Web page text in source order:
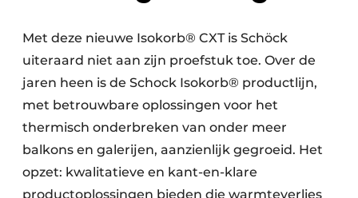
Met deze nieuwe Isokorb® CXT is Schöck
uiteraard niet aan zijn proefstuk toe. Over de
jaren heen is de Schock Isokorb® productlijn,
met betrouwbare oplossingen voor het
thermisch onderbreken van onder meer
balkons en galerijen, aanzienlijk gegroeid. Het
opzet: kwalitatieve en kant-en-klare
productoplossingen bieden die warmteverlies